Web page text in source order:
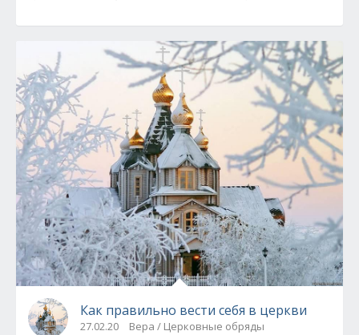
Как правильно вести себя в церкви
27.02.20 Вера / Церковные обряды